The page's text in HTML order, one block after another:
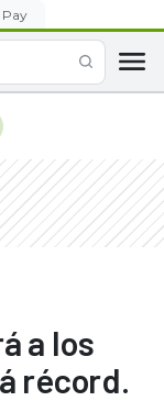
Pay
a los
récord.